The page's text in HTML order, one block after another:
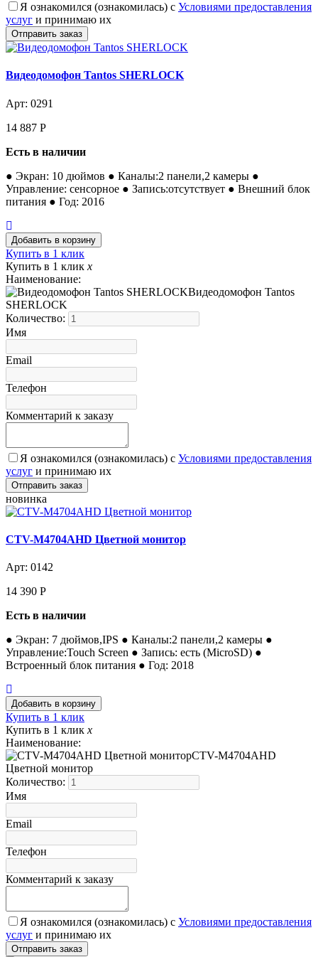
Я ознакомился (ознакомилась) с Условиями предоставления
услуг и принимаю их
Видеодомофон Tantos SHERLOCK
Арт: 0291
14 887 Р
Есть в наличии
● Экран: 10 дюймов ● Каналы:2 панели,2 камеры ●
Управление: сенсорное ● Запись:отсутствует ● Внешний блок
питания ● Год: 2016
Купить в 1 клик
Купить в 1 клик x
Наименование:
Видеодомофон Tantos
SHERLOCK
Количество:
Имя
Email
Телефон
Комментарий к заказу
Я ознакомился (ознакомилась) с Условиями предоставления
услуг и принимаю их
новинка
CTV-M4704AHD Цветной монитор
Арт: 0142
14 390 Р
Есть в наличии
● Экран: 7 дюймов,IPS ● Каналы:2 панели,2 камеры ●
Управление:Touch Screen ● Запись: есть (MicroSD) ●
Встроенный блок питания ● Год: 2018
Купить в 1 клик
Купить в 1 клик x
Наименование:
CTV-M4704AHD
Цветной монитор
Количество:
Имя
Email
Телефон
Комментарий к заказу
Я ознакомился (ознакомилась) с Условиями предоставления
услуг и принимаю их